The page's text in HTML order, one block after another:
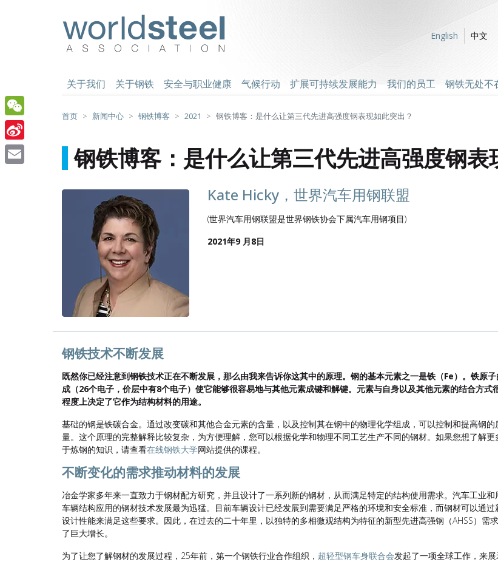
English
中文
关于我们 关于钢铁 安全与职业健康 气候行动 扩展可持续发展能力 我们的员工 钢铁无处不
首页 新闻中心 钢铁博客 2021 钢铁博客：是什么让第三代先进高强度钢表现如此突出？
钢铁博客：是什么让第三代先进高强度钢表
Kate Hicky，世界汽车用钢联盟
(世界汽车用钢联盟是世界钢铁协会下属汽车用钢项目)
2021年9 月8日
钢铁技术不断发展
既然你已经注意到钢铁技术正在不断发展，那么由我来告诉你这其中的原理。钢的基本元素之一是铁（Fe）。铁原
成（26个电子，价层中有8个电子）使它能够很容易地与其他元素成键和解键。元素与自身以及其他元素的结合方式
程度上决定了它作为结构材料的用途。
基础的钢是铁碳合金。通过改变碳和其他合金元素的含量，以及控制其在钢中的物理化学组成，可以控制和提高钢的
量。这个原理的完整解释比较复杂，为方便理解，您可以根据化学和物理不同工艺生产不同的钢材。如果您想了解更
于炼钢的知识，请查看在线钢铁大学网站提供的课程。
不断变化的需求推动材料的发展
冶金学家多年来一直致力于钢材配方研究，并且设计了一系列新的钢材，从而满足特定的结构使用需求。汽车工业和
车辆结构应用的钢材技术发展最为迅猛。目前车辆设计已经发展到需要满足严格的环境和安全标准，而钢材可以通过
设计性能来满足这些要求。因此，在过去的二十年里，以独特的多相微观结构为特征的新型先进高强钢（AHSS）需
了巨大增长。
为了让您了解钢材的发展过程，25年前，第一个钢铁行业合作组织， 超轻型钢车身联合会发起了一项全球工作，来展
WeChat
Sina